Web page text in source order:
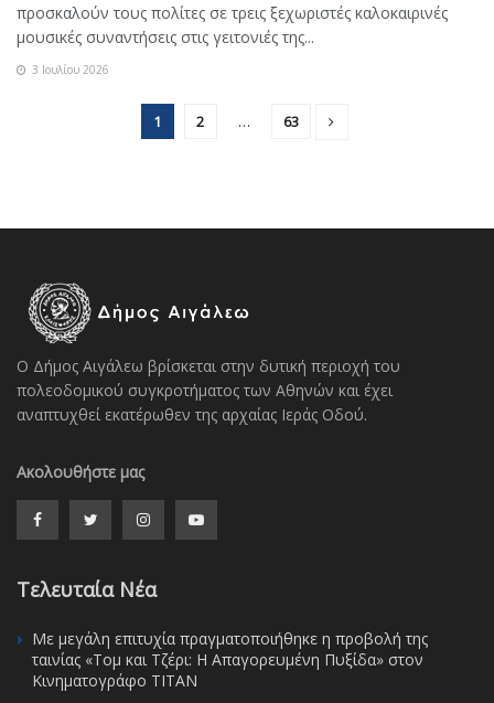
προσκαλούν τους πολίτες σε τρεις ξεχωριστές καλοκαιρινές
μουσικές συναντήσεις στις γειτονιές της...
3 Ιουλίου 2026
1 2 … 63
Ο Δήμος Αιγάλεω βρίσκεται στην δυτική περιοχή του
πολεοδομικού συγκροτήματος των Αθηνών και έχει
αναπτυχθεί εκατέρωθεν της αρχαίας Ιεράς Οδού.
Ακολουθήστε μας
Τελευταία Νέα
Με μεγάλη επιτυχία πραγματοποιήθηκε η προβολή της
ταινίας «Τομ και Τζέρι: Η Απαγορευμένη Πυξίδα» στον
Κινηματογράφο ΤΙΤΑΝ